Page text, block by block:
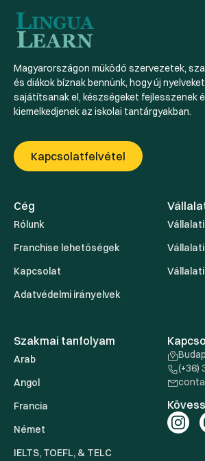
Magyarországon működő szervezetek,
és diákok bíznak bennünk, hogy új nyelveket
sajátítsanak el, készségeket fejlesszenek
kiemelkedjenek az iskolai tantárgyakban.
Kapcsolatfelvétel
Cég
Rólunk
Franchise lehetőségek
Kapcsolat
Adatvédelmi irányelvek
Szakmai tanfolyam
Arab
Angol
Francia
Német
IELTS, TOEFL, & TELC
(+36)